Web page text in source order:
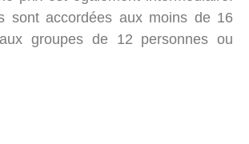
sont accordées aux moins de 16
groupes de 12 personnes ou